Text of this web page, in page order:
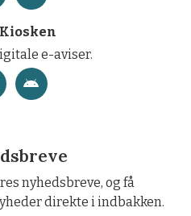
e-aviser.
nyhedsbreve, og få
direkte i indbakken.